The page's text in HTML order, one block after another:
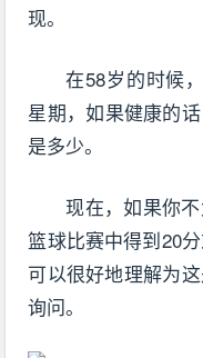
现。
在58岁的时候
星期，如果健康的
是多少。
现在，如果你
篮球比赛中得到20
可以很好地理解为
询问。